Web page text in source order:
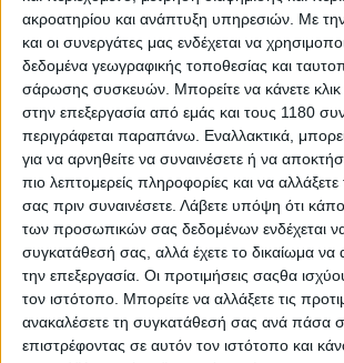
ακροατηρίου και ανάπτυξη υπηρεσιών. Με
και οι συνεργάτες μας ενδέχεται να
δεδομένα γεωγραφικής τοποθεσίας και
σάρωσης συσκευών. Μπορείτε να κάνετε κλικ
στην επεξεργασία από εμάς και τους 1180
περιγράφεται παραπάνω. Εναλλακτικά,
για να αρνηθείτε να συναινέσετε ή να
πιο λεπτομερείς πληροφορίες και να αλλάξετε
σας πριν συναινέσετε. Λάβετε υπόψη ότι
των προσωπικών σας δεδομένων ενδέχεται να
συγκατάθεσή σας, αλλά έχετε το δικαίωμα να
την επεξεργασία. Οι προτιμήσεις σαςθα
τον ιστότοπο. Μπορείτε να αλλάξετε τις
ανακαλέσετε τη συγκατάθεσή σας ανά πάσα
επιστρέφοντας σε αυτόν τον ιστότοπο και
περιμένει το επόμενο πρωί: Η ιδανική
μοτοσυκλέτα, με την παρέα που
που ονειρευόταν! Διαβάστε τι έχει να
όσα έγιναν μετά:
--------------------------
Όταν βγήκαμε το πρωί να βάλουμε τα
μηχανή για την αναχώρηση η μηχανή
πουθενά.
Πρώτη σκέψη η άρνηση. Αποκλείεται.
πάρκαρα και βγήκα σε άλλο μέρος, ο